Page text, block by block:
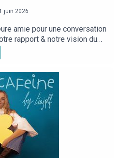
juin 2026
amie pour une conversation
rapport & notre vision du
à travers les annéesOn a
les mêmes valeurs, les
de rêves en commun.Et
à 26 ans, on se rend compte
différemment, notamment
envie pas du tout la vie
la version vidéo du podcast
Mon compte
hate de te
✨🫶🏻